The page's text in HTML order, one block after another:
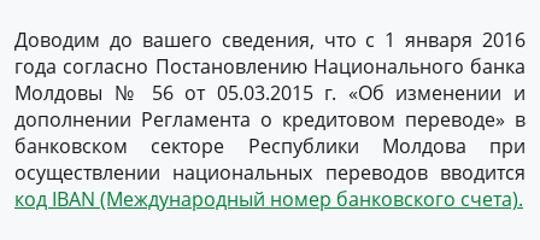
Доводим до вашего сведения, что с 1 января 2016
года согласно Постановлению Национального банка
Молдовы № 56 от 05.03.2015 г. «Об изменении и
дополнении Регламента о кредитовом переводе» в
банковском секторе Республики Молдова при
осуществлении национальных переводов вводится
код IBAN (Международный номер банковского счета).